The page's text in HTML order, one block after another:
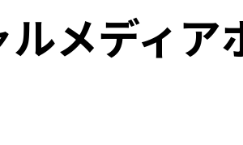
メディア